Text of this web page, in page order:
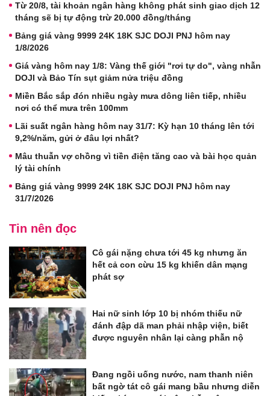
Từ 20/8, tài khoản ngân hàng không phát sinh giao dịch 12
tháng sẽ bị tự động trừ 20.000 đồng/tháng
Bảng giá vàng 9999 24K 18K SJC DOJI PNJ hôm nay
1/8/2026
Giá vàng hôm nay 1/8: Vàng thế giới "rơi tự do", vàng nhẫn
DOJI và Bảo Tín sụt giảm nửa triệu đồng
Miền Bắc sắp đón nhiều ngày mưa dông liên tiếp, nhiều
nơi có thể mưa trên 100mm
Lãi suất ngân hàng hôm nay 31/7: Kỳ hạn 10 tháng lên tới
9,2%/năm, gửi ở đâu lợi nhất?
Mâu thuẫn vợ chồng vì tiền điện tăng cao và bài học quản
lý tài chính
Bảng giá vàng 9999 24K 18K SJC DOJI PNJ hôm nay
31/7/2026
Tin nên đọc
Cô gái nặng chưa tới 45 kg nhưng ăn
hết cả con cừu 15 kg khiến dân mạng
phát sợ
Hai nữ sinh lớp 10 bị nhóm thiếu nữ
đánh đập dã man phải nhập viện, biết
được nguyên nhân lại càng phẫn nộ
Đang ngồi uống nước, nam thanh niên
bất ngờ tát cô gái mang bầu nhưng diễn